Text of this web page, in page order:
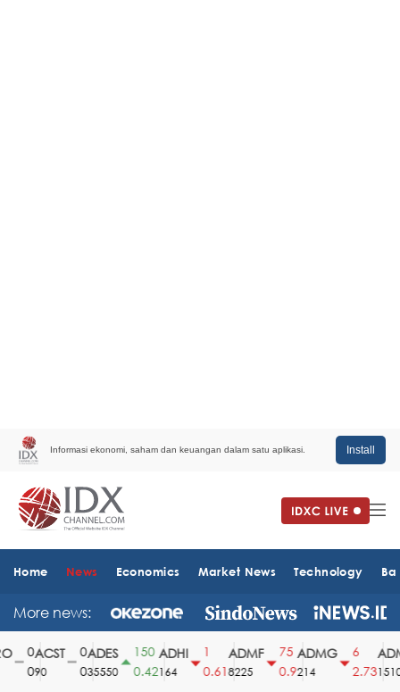
Informasi ekonomi, saham dan keuangan dalam satu aplikasi. Install
Home News Economics Market News Technology
More news:
ACST
90
ADES
35550
150
0.42
ADHI
164
0.61
ADMF
8225
75
0.9
ADMG
214
2.731510